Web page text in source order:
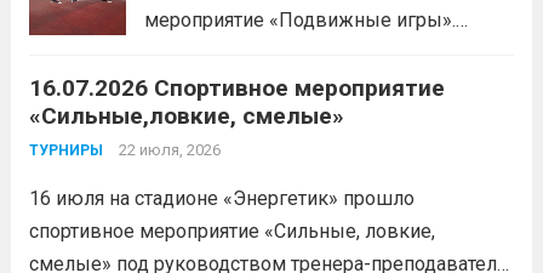
мероприятие «Подвижные игры».
16.07.2026 Спортивное мероприятие
«Сильные,ловкие, смелые»
ТУРНИРЫ 22 июля, 2026
16 июля на стадионе «Энергетик» прошло
спортивное мероприятие «Сильные, ловкие,
смелые» под руководством тренера-преподавателя